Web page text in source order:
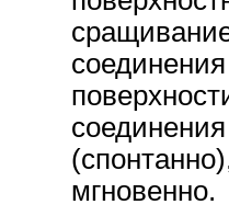
мгновенно.